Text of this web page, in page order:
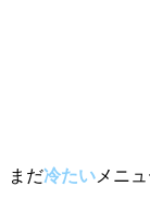
まだ冷たい メニ